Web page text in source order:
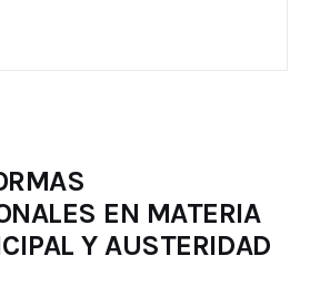
EN MATERIA
Y AUSTERIDAD